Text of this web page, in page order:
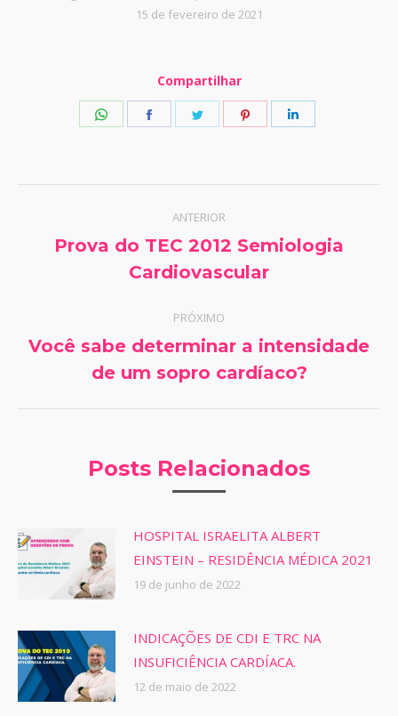
15 de fevereiro de 2021
Compartilhar
Share
Share
Share
Share
ANTERIOR
Post
anterior:
Prova do TEC 2012 Semiologia
Cardiovascular
PRÓXIMO
Próximo
post:
Você sabe determinar a intensidade
de um sopro cardíaco?
Posts Relacionados
HOSPITAL ISRAELITA ALBERT
EINSTEIN – RESIDÊNCIA MÉDICA 2021
19 de junho de 2022
INDICAÇÕES DE CDI E TRC NA
INSUFICIÊNCIA CARDÍACA.
12 de maio de 2022